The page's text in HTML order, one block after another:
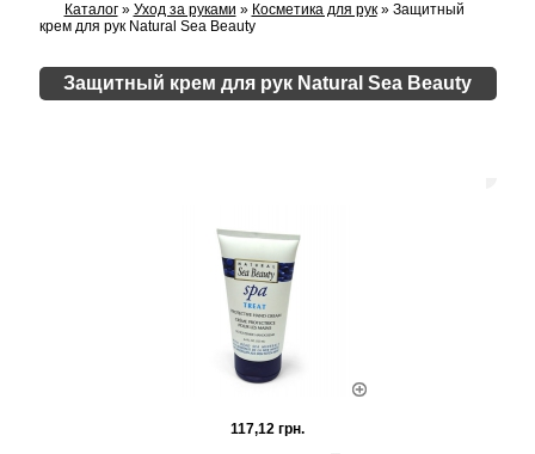
Каталог» Уход за руками » Косметика для рук» Защитный
крем для рук Natural Sea Beauty
Защитный крем для рук Natural Sea Beauty
117,12 грн.